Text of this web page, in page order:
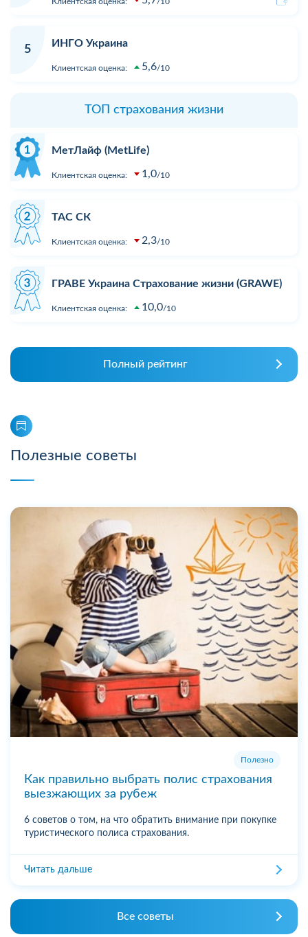
5
ИНГО Украина
Клиентская оценка: 5,6 10
ТОП страхования жизни
МетЛайф (MetLife)
Клиентская оценка: 1,0 10
ТАС СК
Клиентская оценка: 2,3 10
ГРАВЕ Украина Страхование жизни (GRAWE)
Клиентская оценка: 10,0 10
Полный рейтинг
Полезные советы
Полезно
Как правильно выбрать полис страхования
выезжающих за рубеж
6 советов о том, на что обратить внимание при покупке
туристического полиса страхования.
Читать дальше
Все советы